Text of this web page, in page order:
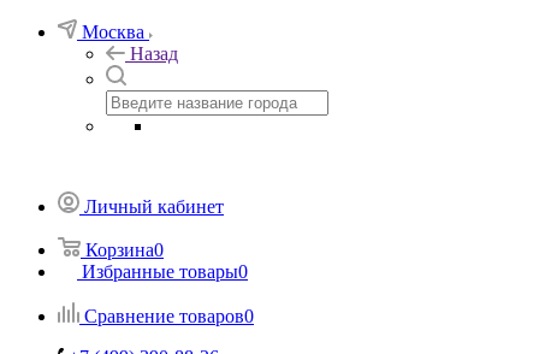
Москва
Назад
Личный кабинет
Корзина0
Избранные товары0
Сравнение товаров0